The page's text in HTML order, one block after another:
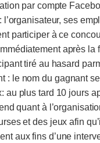
par compte
l’organisateur, ses
participer à ce
après la
tiré au hasard
: le nom du gagnant
au plus tard 10 jours
quant à
et des jeux afin
aux fins d’une